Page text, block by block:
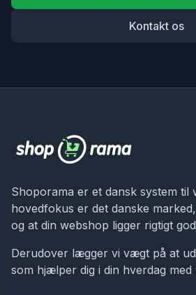
Kontakt os
Shoporama er et dansk system til
hovedfokus er det danske
og at din webshop ligger rigtigt
Derudover lægger vi vægt på at
som hjælper dig i din hverdag med